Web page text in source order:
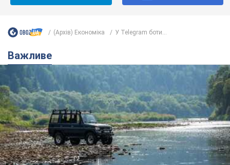
(Архів) Економіка У Telegram боти...
Важливе